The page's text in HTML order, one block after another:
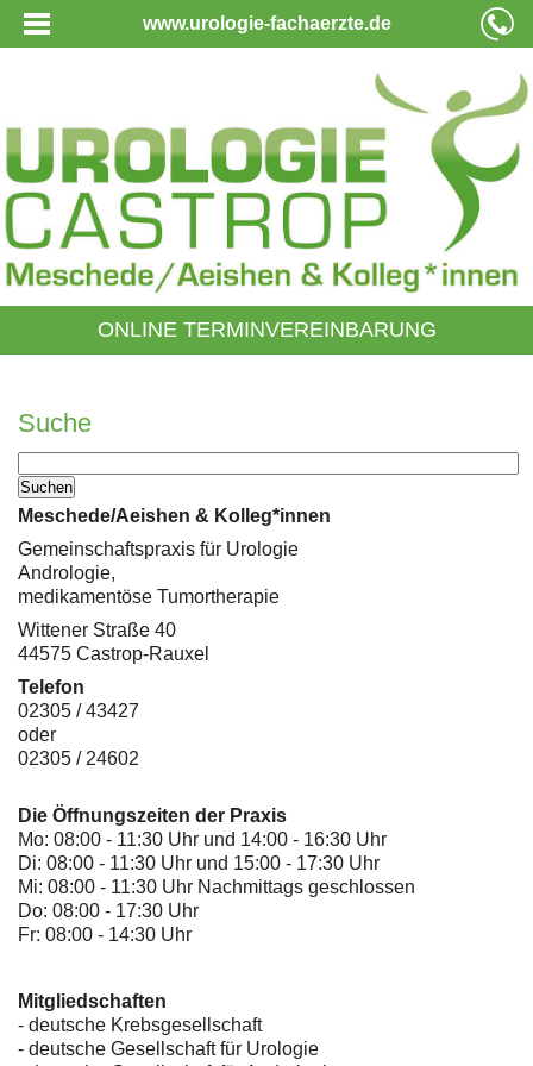
www.urologie-fachaerzte.de
ONLINE TERMINVEREINBARUNG
Suche
Meschede/Aeishen & Kolleg*innen
Gemeinschaftspraxis für Urologie
Andrologie,
medikamentöse Tumortherapie
Wittener Straße 40
44575 Castrop-Rauxel
Telefon
02305 / 43427
oder
02305 / 24602
Die Öffnungszeiten der Praxis
Mo: 08:00 - 11:30 Uhr und 14:00 - 16:30 Uhr
Di: 08:00 - 11:30 Uhr und 15:00 - 17:30 Uhr
Mi: 08:00 - 11:30 Uhr Nachmittags geschlossen
Do: 08:00 - 17:30 Uhr
Fr: 08:00 - 14:30 Uhr
Mitgliedschaften
- deutsche Krebsgesellschaft
- deutsche Gesellschaft für Urologie